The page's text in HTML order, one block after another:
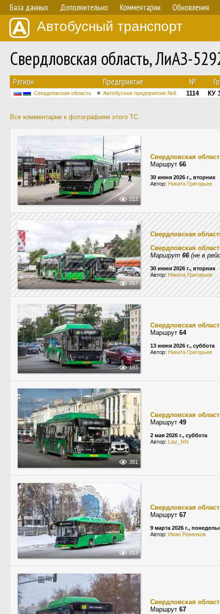
База данных Дополнительно Комментарии Обновления
Автобусный транспорт
Свердловская область, ЛиАЗ-
Регион Предприятие №
Свердловская область Автобусное предприятие №6 1114 КУ
Все комментарии к фотографиям этого ТС
212
Свердловская
Маршрут 66
30 июня 2026 г., вторник
Автор: Никита Григорьев
267
Свердловская
Свердловская
Маршрут 66(не в
30 июня 2026 г., вторник
Автор: Никита Григорьев
183
Свердловская
Маршрут 64
13 июня 2026 г., суббота
Автор: Никита Григорьев
381
Свердловская
Маршрут 49
2 мая 2026 г., суббота
Автор: Liaz_NN
313
Свердловская
Маршрут 67
9 марта 2026 г.,
Автор: Иван Ревенков
Свердловская
Маршрут 67